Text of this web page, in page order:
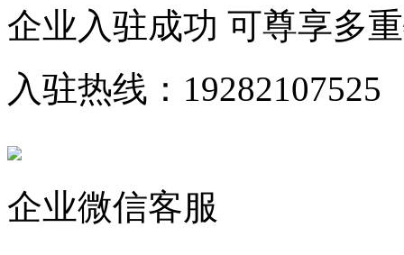
企业入驻成功 可尊享多
入驻热线：19282107525
企业微信客服